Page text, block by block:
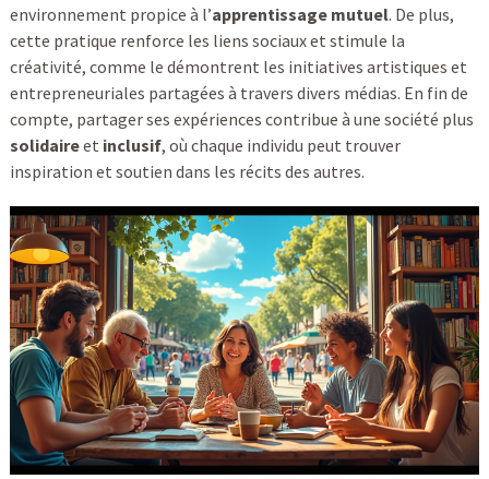
environnement propice à l’apprentissage mutuel. De plus,
cette pratique renforce les liens sociaux et stimule la
créativité, comme le démontrent les initiatives artistiques et
entrepreneuriales partagées à travers divers médias. En fin de
compte, partager ses expériences contribue à une société plus
solidaireet inclusif, où chaque individu peut trouver
inspiration et soutien dans les récits des autres.